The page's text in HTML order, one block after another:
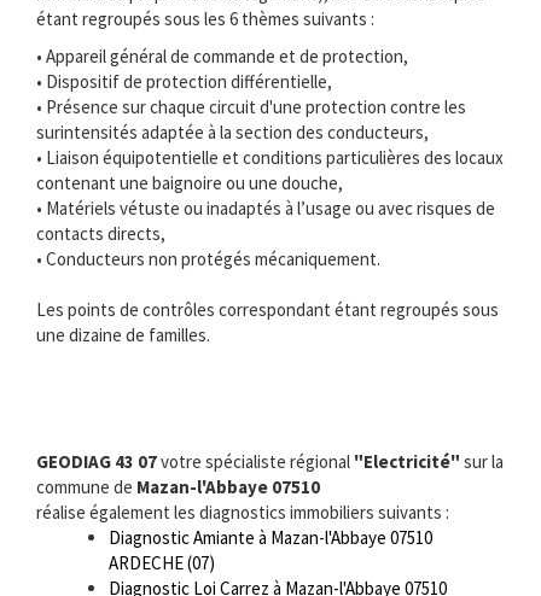
étant regroupés sous les 6 thèmes suivants :
• Appareil général de commande et de protection,
• Dispositif de protection différentielle,
• Présence sur chaque circuit d'une protection contre les
surintensités adaptée à la section des conducteurs,
• Liaison équipotentielle et conditions particulières des locaux
contenant une baignoire ou une douche,
• Matériels vétuste ou inadaptés à l’usage ou avec risques de
contacts directs,
• Conducteurs non protégés mécaniquement.
Les points de contrôles correspondant étant regroupés sous
une dizaine de familles.
GEODIAG 43 07votre spécialiste régional "Electricité" sur la
commune de Mazan-l'Abbaye 07510
réalise également les diagnostics immobiliers suivants :
Diagnostic Amiante à Mazan-l'Abbaye 07510
ARDECHE (07)
Diagnostic Loi Carrez à Mazan-l'Abbaye 07510